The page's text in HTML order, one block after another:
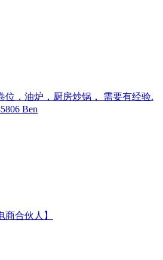
位，油炉，厨房炒锅， 需要有经验.
Ben
商合伙人】